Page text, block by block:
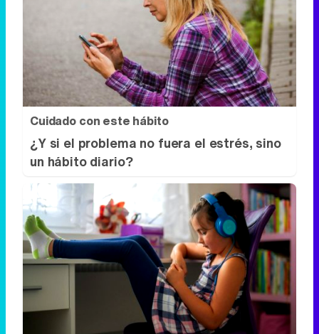
Cuidado con este hábito
¿Y si el problema no fuera el estrés, sino
un hábito diario?